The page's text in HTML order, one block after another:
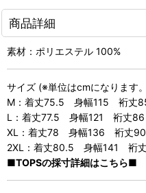
商品詳細
素材：ポリエステル 100%
サイズ (※単位はcmになります
M：着丈75.5 身幅115 裄丈
L：着丈77.5 身幅121 裄丈
XL：着丈78 身幅136 裄丈
2XL：着丈80.5 身幅141 裄
■TOPSの採寸詳細はこちら■